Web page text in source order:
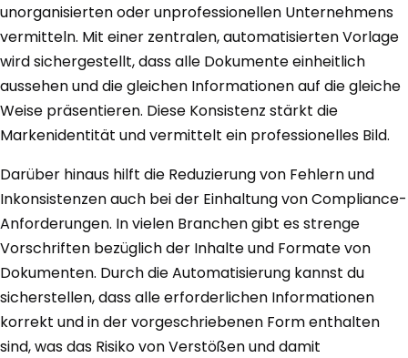
unorganisierten oder unprofessionellen Unternehmens
vermitteln. Mit einer zentralen, automatisierten Vorlage
wird sichergestellt, dass alle Dokumente einheitlich
aussehen und die gleichen Informationen auf die gleiche
Weise präsentieren. Diese Konsistenz stärkt die
Markenidentität und vermittelt ein professionelles Bild.
Darüber hinaus hilft die Reduzierung von Fehlern und
Inkonsistenzen auch bei der Einhaltung von Compliance-
Anforderungen. In vielen Branchen gibt es strenge
Vorschriften bezüglich der Inhalte und Formate von
Dokumenten. Durch die Automatisierung kannst du
sicherstellen, dass alle erforderlichen Informationen
korrekt und in der vorgeschriebenen Form enthalten
sind, was das Risiko von Verstößen und damit